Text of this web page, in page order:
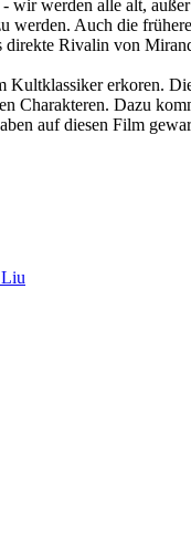
wir werden alle alt,
werden. Auch die
Rivalin von
erkoren.
Charakteren. Dazu
auf diesen Film